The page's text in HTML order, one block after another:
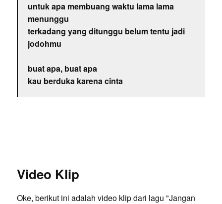
untuk apa membuang waktu lama lama
menunggu
terkadang yang ditunggu belum tentu jadi
jodohmu
buat apa, buat apa
kau berduka karena cinta
Video Klip
Oke, berikut ini adalah video klip dari lagu "Jangan